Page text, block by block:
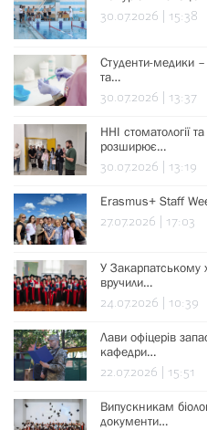
30.07.2026 | 15:38
Студенти-медики –
та…
30.07.2026 | 13:37
ННІ стоматології
розширює…
30.07.2026 | 13:19
Erasmus+ Staff
27.07.2026 | 17:03
У Закарпатському
вручили…
24.07.2026 | 10:39
Лави офіцерів
кафедри…
22.07.2026 | 15:51
Випускникам
документи…